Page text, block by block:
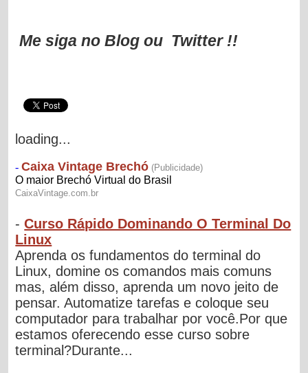
Me siga no Blog ou Twitter !!
loading...
-Curso Rápido Dominando O Terminal Do
Linux
Aprenda os fundamentos do terminal do
Linux, domine os comandos mais comuns
mas, além disso, aprenda um novo jeito de
pensar. Automatize tarefas e coloque seu
computador para trabalhar por você.Por que
estamos oferecendo esse curso sobre
terminal?Durante...